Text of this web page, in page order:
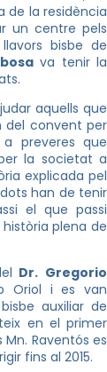
de la residència
un centre pels
bisbe de
va tenir la
aquells que
del convent per
preveres que
la societat a
explicada pel
han de tenir
el que passi
plena de
Dr. Gregorio
Oriol i es van
auxiliar de
en el primer
Raventós es
fins al 2015.